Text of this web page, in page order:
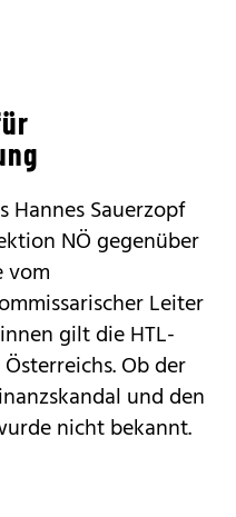
Hannes Sauerzopf
NÖ gegenüber
vom
Leiter
gilt die HTL-
Ob der
und den
nicht bekannt.